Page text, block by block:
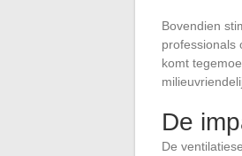
Bovendien
professionals
komt
De
De